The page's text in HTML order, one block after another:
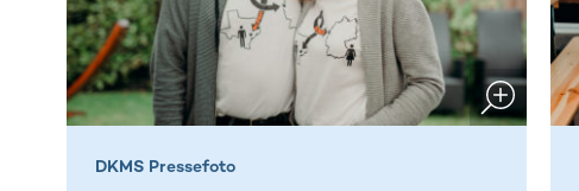
DKMS Pressefoto